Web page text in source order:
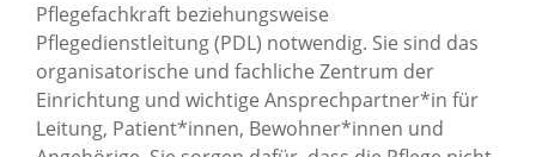
Pflegefachkraft beziehungsweise
Pflegedienstleitung (PDL) notwendig. Sie sind das
organisatorische und fachliche Zentrum der
Einrichtung und wichtige Ansprechpartner*in für
Leitung, Patient*innen, Bewohner*innen und